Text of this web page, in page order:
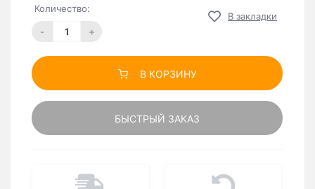
Количество:
- +
В закладки
В КОРЗИНУ
БЫСТРЫЙ ЗАКАЗ